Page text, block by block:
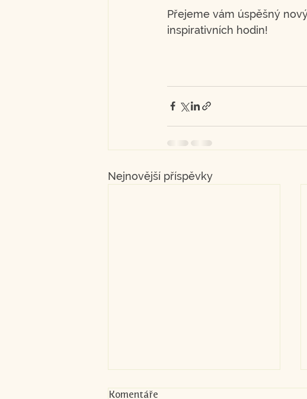
Přejeme vám úspěšný
inspirativních hodin!
Nejnovější příspěvky
Komentáře